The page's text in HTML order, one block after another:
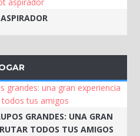
GRANDES: UNA GRAN
TODOS TUS AMIGOS